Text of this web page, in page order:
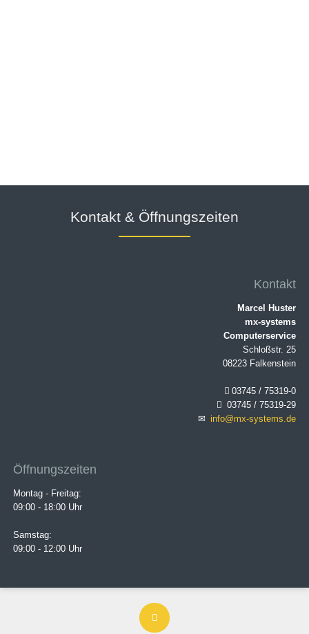
Kontakt & Öffnungszeiten
Kontakt
Marcel Huster
mx-systems
Computerservice
Schloßstr. 25
08223 Falkenstein
03745 / 75319-0
03745 / 75319-29
info@mx-systems.de
Öffnungszeiten
Montag - Freitag:
09:00 - 18:00 Uhr
Samstag:
09:00 - 12:00 Uhr